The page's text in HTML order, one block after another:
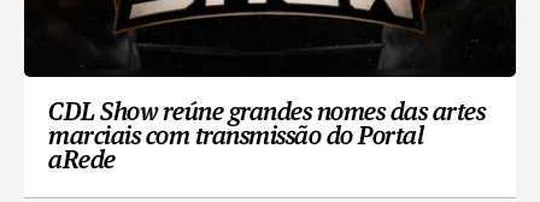
CDL Show reúne grandes nomes das artes
marciais com transmissão do Portal
aRede